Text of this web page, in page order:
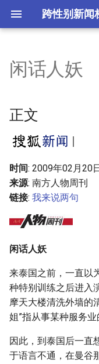
跨性别新闻
n
i
i
a
l
i
i
n
g
s
e
r
正文
相关新闻
评论
我来说两句
热点标签
摘要与附加信息
附加信息
Metadata]
闲话人妖
正文
时间: 2009年02月20
来源: 南方人物周刊
链接: 我来说两句
闲话人妖
来泰国之前，一直以
种特别训练之后进入
摩天大楼清洗外墙的
姐”指从事某种服务业
因此，到泰国后一直
于语言不通，在曼谷